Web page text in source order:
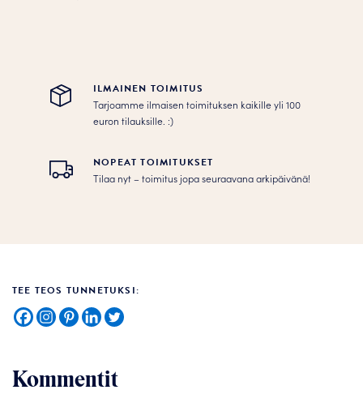
ILMAINEN TOIMITUS
Tarjoamme ilmaisen toimituksen kaikille yli 100
euron tilauksille. :­­)
NOPEAT TOIMITUKSET
Tilaa nyt – toimitus jopa seuraavana arkipäivänä!
TEE TEOS TUNNETUKSI:
Kommentit